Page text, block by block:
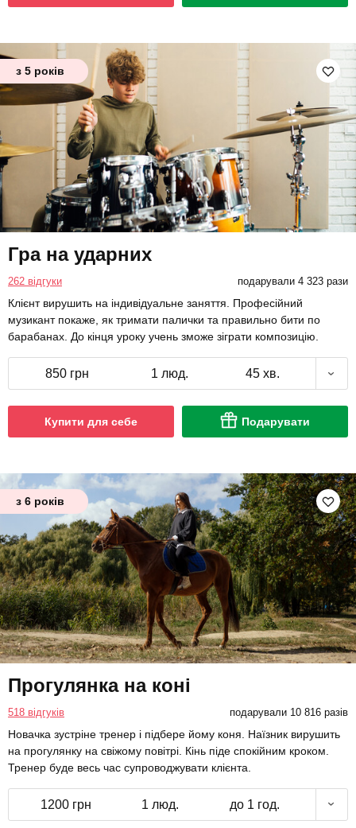
з 5 років
Гра на ударних
262 відгуки подарували 4 323 рази
Клієнт вирушить на індивідуальне заняття. Професійний
музикант покаже, як тримати палички та правильно бити по
барабанах. До кінця уроку учень зможе зіграти композицію.
850 грн 1 люд. 45 хв.
Купити для себе Подарувати
з 6 років
Прогулянка на коні
518 відгуків подарували 10 816 разів
Новачка зустріне тренер і підбере йому коня. Наїзник вирушить
на прогулянку на свіжому повітрі. Кінь піде спокійним кроком.
Тренер буде весь час супроводжувати клієнта.
1200 грн 1 люд. до 1 год.